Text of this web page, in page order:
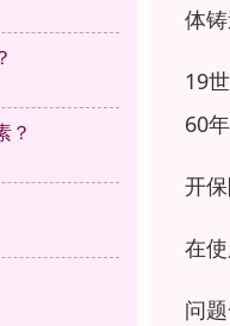
？
体
19
60
开
在
问